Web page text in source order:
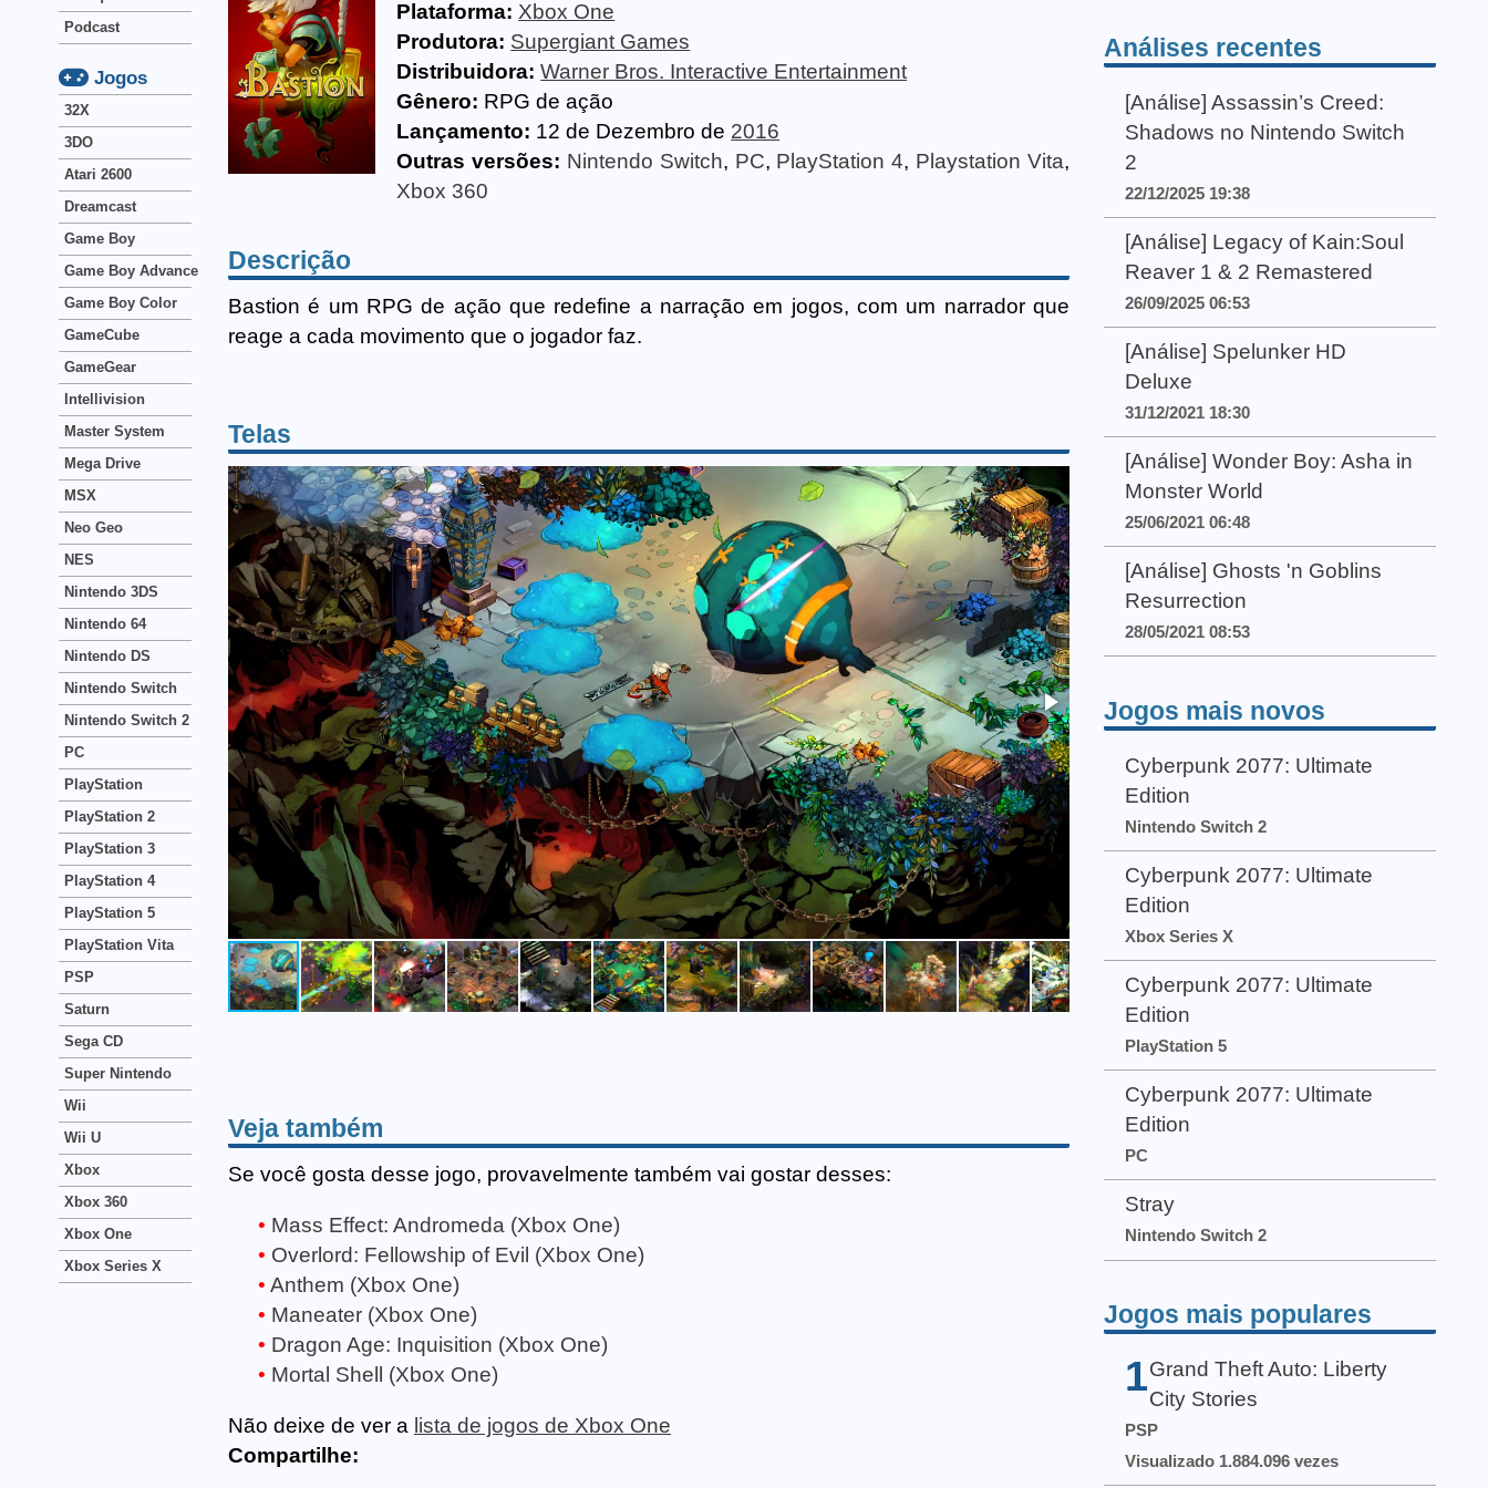
Plataforma: Xbox One
Produtora: Supergiant Games
Distribuidora: Warner Bros. Interactive Entertainment
Gênero: RPG de ação
Lançamento: 12 de Dezembro de 2016
Outras versões: Nintendo Switch, PC, PlayStation 4, Playstation Vita,
Xbox 360
Descrição
Bastion é um RPG de ação que redefine a narração em jogos, com um narrador que
reage a cada movimento que o jogador faz.
Telas
Veja também
Se você gosta desse jogo, provavelmente também vai gostar desses:
Mass Effect: Andromeda (Xbox One)
Overlord: Fellowship of Evil (Xbox One)
Anthem (Xbox One)
Maneater (Xbox One)
Dragon Age: Inquisition (Xbox One)
Mortal Shell (Xbox One)
Não deixe de ver a lista de jogos de Xbox One
Compartilhe:
Podcast
Jogos
32X
3DO
Atari 2600
Dreamcast
Game Boy
Game Boy Advance
Game Boy Color
GameCube
GameGear
Intellivision
Master System
Mega Drive
MSX
Neo Geo
NES
Nintendo 3DS
Nintendo 64
Nintendo DS
Nintendo Switch
Nintendo Switch 2
PC
PlayStation
PlayStation 2
PlayStation 3
PlayStation 4
PlayStation 5
PlayStation Vita
PSP
Saturn
Sega CD
Super Nintendo
Wii
Wii U
Xbox
Xbox 360
Xbox One
Xbox Series X
Análises recentes
[Análise] Assassin’s Creed:
Shadows no Nintendo Switch
2
22/12/2025 19:38
[Análise] Legacy of Kain:Soul
Reaver 1 & 2 Remastered
26/09/2025 06:53
[Análise] Spelunker HD
Deluxe
31/12/2021 18:30
[Análise] Wonder Boy: Asha in
Monster World
25/06/2021 06:48
[Análise] Ghosts 'n Goblins
Resurrection
28/05/2021 08:53
Jogos mais novos
Cyberpunk 2077: Ultimate
Edition
Nintendo Switch 2
Cyberpunk 2077: Ultimate
Edition
Xbox Series X
Cyberpunk 2077: Ultimate
Edition
PlayStation 5
Cyberpunk 2077: Ultimate
Edition
PC
Stray
Nintendo Switch 2
Jogos mais populares
1 Grand Theft Auto: Liberty
City Stories
PSP
Visualizado 1.884.096 vezes